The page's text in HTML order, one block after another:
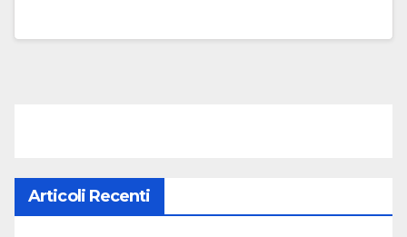
Articoli Recenti